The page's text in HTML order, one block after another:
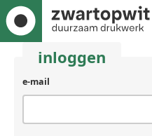
inloggen
gebruikersnaam
(laat
als
e-mail